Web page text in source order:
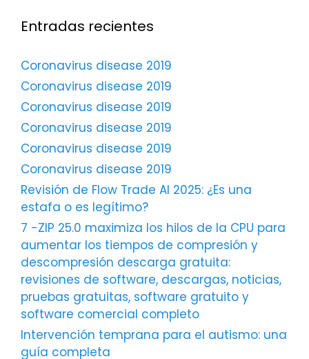
Entradas recientes
Coronavirus disease 2019
Coronavirus disease 2019
Coronavirus disease 2019
Coronavirus disease 2019
Coronavirus disease 2019
Coronavirus disease 2019
Revisión de Flow Trade AI 2025: ¿Es una
estafa o es legítimo?
7 -ZIP 25.0 maximiza los hilos de la CPU para
aumentar los tiempos de compresión y
descompresión descarga gratuita:
revisiones de software, descargas, noticias,
pruebas gratuitas, software gratuito y
software comercial completo
Intervención temprana para el autismo: una
guía completa